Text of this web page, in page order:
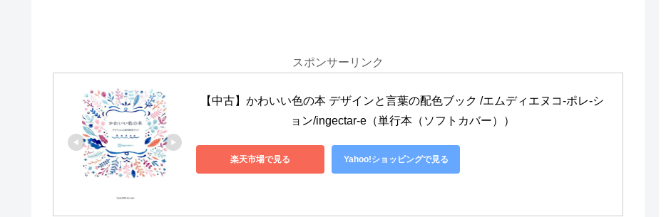
スポンサーリンク
【中古】かわいい色の本 デザインと言葉の配色ブック /エムディエヌコ-ポレ-シ
ョン/ingectar-e（単行本（ソフトカバー））
楽天市場で見る Yahoo!ショッピングで見る